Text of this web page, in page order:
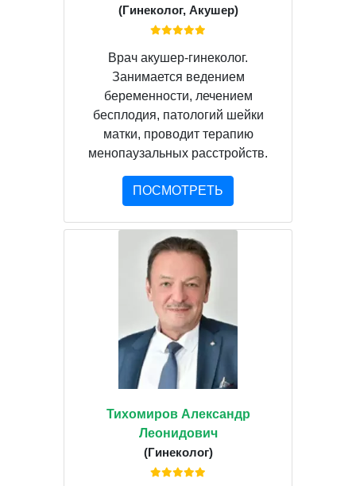
(Гинеколог, Акушер)
Врач акушер-гинеколог.
Занимается ведением
беременности, лечением
бесплодия, патологий шейки
матки, проводит терапию
менопаузальных расстройств.
ПОСМОТРЕТЬ
Тихомиров Александр
Леонидович
(Гинеколог)